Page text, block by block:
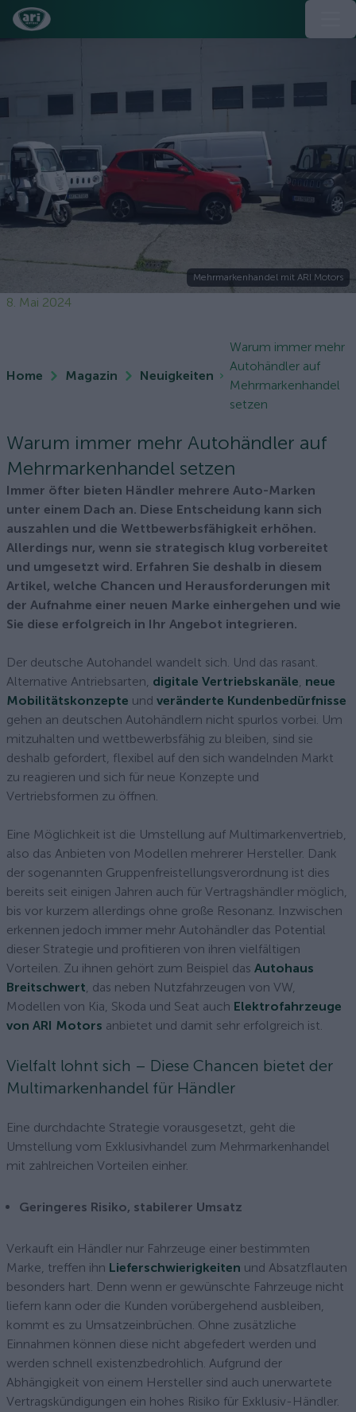
Mehrmarkenhandel mit ARI Motors
8. Mai 2024
Home Magazin Neuigkeiten
Warum immer mehr
Autohändler auf
Mehrmarkenhandel
setzen
Warum immer mehr Autohändler auf
Mehrmarkenhandel setzen
Immer öfter bieten Händler mehrere Auto-Marken
unter einem Dach an. Diese Entscheidung kann sich
auszahlen und die Wettbewerbsfähigkeit erhöhen.
Allerdings nur, wenn sie strategisch klug vorbereitet
und umgesetzt wird. Erfahren Sie deshalb in diesem
Artikel, welche Chancen und Herausforderungen mit
der Aufnahme einer neuen Marke einhergehen und wie
Sie diese erfolgreich in Ihr Angebot integrieren.
Der deutsche Autohandel wandelt sich. Und das rasant.
Alternative Antriebsarten, digitale Vertriebskanäle, neue
Mobilitätskonzepte und veränderte Kundenbedürfnisse
gehen an deutschen Autohändlern nicht spurlos vorbei. Um
mitzuhalten und wettbewerbsfähig zu bleiben, sind sie
deshalb gefordert, flexibel auf den sich wandelnden Markt
zu reagieren und sich für neue Konzepte und
Vertriebsformen zu öffnen.
Eine Möglichkeit ist die Umstellung auf Multimarkenvertrieb,
also das Anbieten von Modellen mehrerer Hersteller. Dank
der sogenannten Gruppenfreistellungsverordnung ist dies
bereits seit einigen Jahren auch für Vertragshändler möglich,
bis vor kurzem allerdings ohne große Resonanz. Inzwischen
erkennen jedoch immer mehr Autohändler das Potential
dieser Strategie und profitieren von ihren vielfältigen
Vorteilen. Zu ihnen gehört zum Beispiel das Autohaus
Breitschwert, das neben Nutzfahrzeugen von VW,
Modellen von Kia, Skoda und Seat auch Elektrofahrzeuge
von ARI Motors anbietet und damit sehr erfolgreich ist.
Vielfalt lohnt sich – Diese Chancen bietet der
Multimarkenhandel für Händler
Eine durchdachte Strategie vorausgesetzt, geht die
Umstellung vom Exklusivhandel zum Mehrmarkenhandel
mit zahlreichen Vorteilen einher.
Geringeres Risiko, stabilerer Umsatz
Verkauft ein Händler nur Fahrzeuge einer bestimmten
Marke, treffen ihn Lieferschwierigkeiten und Absatzflauten
besonders hart. Denn wenn er gewünschte Fahrzeuge nicht
liefern kann oder die Kunden vorübergehend ausbleiben,
kommt es zu Umsatzeinbrüchen. Ohne zusätzliche
Einnahmen können diese nicht abgefedert werden und
werden schnell existenzbedrohlich. Aufgrund der
Abhängigkeit von einem Hersteller sind auch unerwartete
Vertragskündigungen ein hohes Risiko für Exklusiv-Händler.